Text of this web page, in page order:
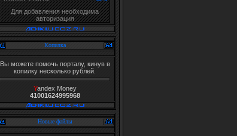
Для добавления необходима
авторизация
Копилка
Вы можете помочь порталу, кинув в
копилку несколько рублей.
Yandex Money
41001624995968
Новые файлы